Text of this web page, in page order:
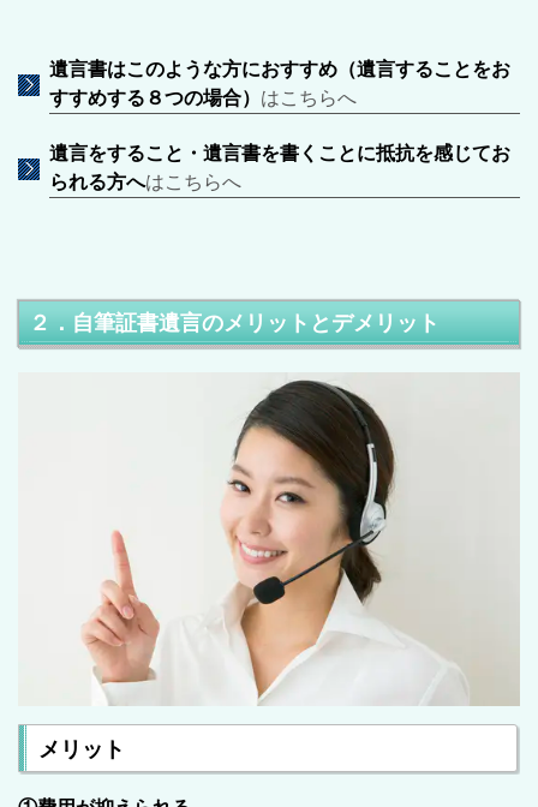
遺言書はこのような方におすすめ（遺言することをお
すすめする８つの場合） はこちらへ
遺言をすること・遺言書を書くことに抵抗を感じてお
られる方へはこちらへ
２．自筆証書遺言のメリットとデメリット
メリット